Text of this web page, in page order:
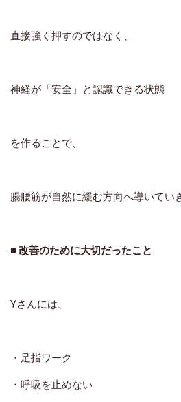
直接強く押すのではなく、
神経が「安全」と認識できる状態
を作ることで、
腸腰筋が自然に緩む方向へ導いてい
■ 改善のために大切だったこと
Yさんには、
・足指ワーク
・呼吸を止めない